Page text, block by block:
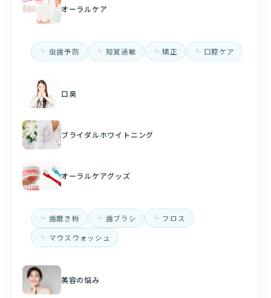
オーラルケア
虫歯予防 知覚過敏 矯正 口腔ケア
口臭
ブライダルホワイトニング
オーラルケアグッズ
歯磨き粉 歯ブラシ
フロス
マウスウォッシュ
美容の悩み